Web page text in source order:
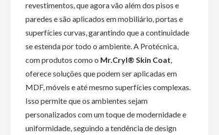
revestimentos, que agora vão além dos pisos e
paredes e são aplicados em mobiliário, portas e
superfícies curvas, garantindo que a continuidade
se estenda por todo o ambiente. A Protécnica,
com produtos como o Mr.Cryl® Skin Coat,
oferece soluções que podem ser aplicadas em
MDF, móveis e até mesmo superfícies complexas.
Isso permite que os ambientes sejam
personalizados com um toque de modernidade e
uniformidade, seguindo a tendência de design